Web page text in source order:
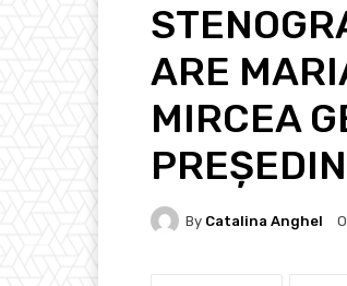
ARE
MIRCEA
By Catalina Anghel